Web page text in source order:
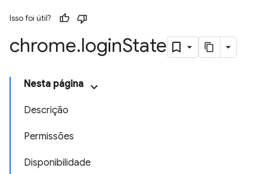
Isso foi útil?
chrome.loginState
Nesta página
Descrição
Permissões
Disponibilidade